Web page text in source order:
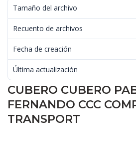
Tamaño del archivo
Recuento de archivos
Fecha de creación
Última actualización
CUBERO CUBERO
FERNANDO CCC
TRANSPORT